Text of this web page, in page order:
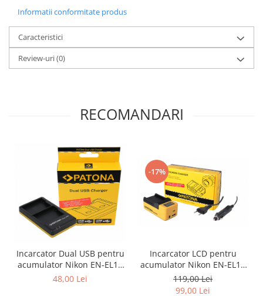
Informatii conformitate produs
Caracteristici
Review-uri(0)
RECOMANDARI
Incarcator Dual USB pentru
acumulator Nikon EN-EL15
Patona
48,00 Lei
-17%
Incarcator LCD pentru
acumulator Nikon EN-EL15
Patona
119,00 Lei
99,00 Lei